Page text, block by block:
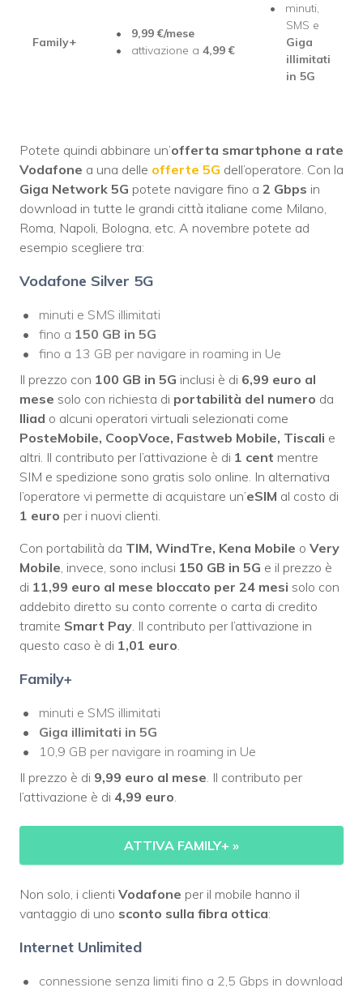
Family+
9,99 €/mese
attivazione a 4,99 €
minuti,
SMS e
Giga
illimitati
in 5G
Potete quindi abbinare un’offerta smartphone a rate
Vodafone a una delle offerte 5G dell’operatore. Con la
Giga Network 5G potete navigare fino a 2 Gbps in
download in tutte le grandi città italiane come Milano,
Roma, Napoli, Bologna, etc. A novembre potete ad
esempio scegliere tra:
Vodafone Silver 5G
minuti e SMS illimitati
fino a 150 GB in 5G
fino a 13 GB per navigare in roaming in Ue
Il prezzo con 100 GB in 5G inclusi è di 6,99 euro al
mese solo con richiesta di portabilità del numero da
Iliad o alcuni operatori virtuali selezionati come
PosteMobile, CoopVoce, Fastweb Mobile, Tiscali e
altri. Il contributo per l’attivazione è di 1 cent mentre
SIM e spedizione sono gratis solo online. In alternativa
l’operatore vi permette di acquistare un’eSIM al costo di
1 euro per i nuovi clienti.
Con portabilità da TIM, WindTre, Kena Mobile o Very
Mobile, invece, sono inclusi 150 GB in 5G e il prezzo è
di 11,99 euro al mese bloccato per 24 mesi solo con
addebito diretto su conto corrente o carta di credito
tramite Smart Pay. Il contributo per l’attivazione in
questo caso è di 1,01 euro.
Family+
minuti e SMS illimitati
Giga illimitati in 5G
10,9 GB per navigare in roaming in Ue
Il prezzo è di 9,99 euro al mese. Il contributo per
l’attivazione è di 4,99 euro.
ATTIVA FAMILY+ »
Non solo, i clienti Vodafone per il mobile hanno il
vantaggio di uno sconto sulla fibra ottica:
Internet Unlimited
connessione senza limiti fino a 2,5 Gbps in download